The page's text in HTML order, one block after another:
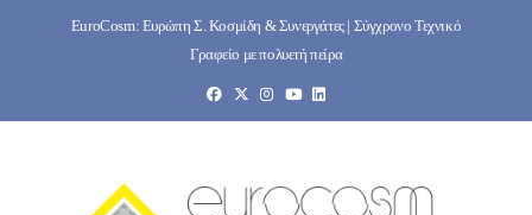
EuroCosm: Ευρώπη Σ. Κοσμίδη & Συνεργάτες | Σύγχρονο Τεχνικό
Γραφείο με πολυετή πείρα